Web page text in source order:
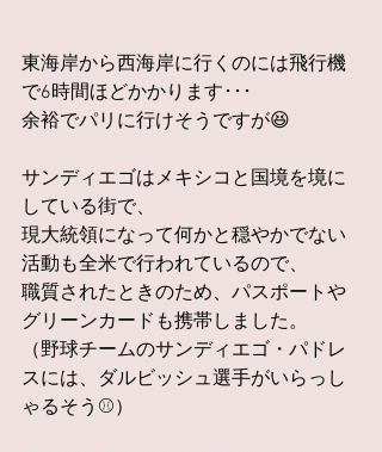
東海岸から西海岸に行くのには飛行機
で6時間ほどかかります･･･
余裕でパリに行けそうですが😆
サンディエゴはメキシコと国境を境に
している街で、
現大統領になって何かと穏やかでない
活動も全米で行われているので、
職質されたときのため、パスポートや
グリーンカードも携帯しました。
（野球チームのサンディエゴ・パドレ
スには、ダルビッシュ選手がいらっし
ゃるそう⚾）